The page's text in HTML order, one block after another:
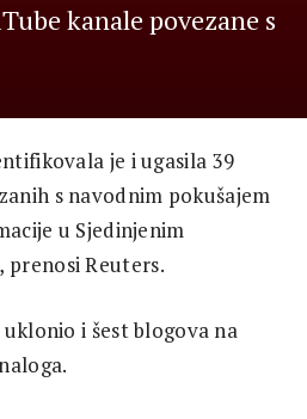
kanale povezane s
je i ugasila 39
s navodnim pokušajem
u Sjedinjenim
prenosi Reuters.
i šest blogova na